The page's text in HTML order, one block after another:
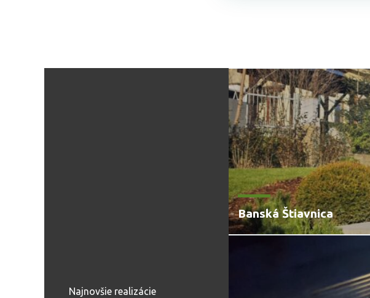
Najnovšie realizácie
Banská Štiavnica